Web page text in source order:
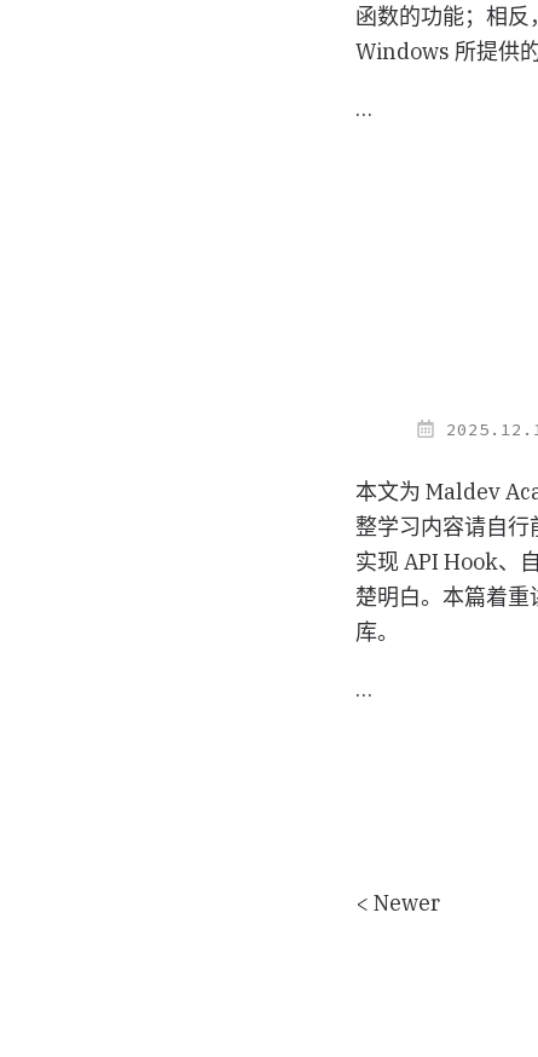
函数的功能；相
Windows 所提供
…
本文为 Maldev
整学习内容请自行
实现 API Hook、
楚明白。本篇着
库。
…
< Newer